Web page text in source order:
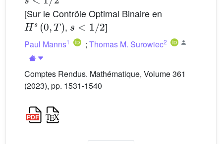
[Sur le Contrôle Optimal Binaire en
Hs( 0,T) , s<1/2 ]
Paul Manns1 ; Thomas M. Surowiec2
Comptes Rendus. Mathématique, Volume 361
(2023), pp. 1531-1540